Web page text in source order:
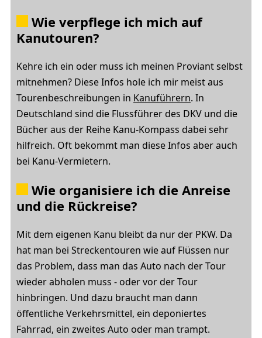
Wie verpflege ich mich auf
Kanutouren?
Kehre ich ein oder muss ich meinen Proviant selbst
mitnehmen? Diese Infos hole ich mir meist aus
Tourenbeschreibungen in Kanuführern. In
Deutschland sind die Flussführer des DKV und die
Bücher aus der Reihe Kanu-Kompass dabei sehr
hilfreich. Oft bekommt man diese Infos aber auch
bei Kanu-Vermietern.
Wie organisiere ich die Anreise
und die Rückreise?
Mit dem eigenen Kanu bleibt da nur der PKW. Da
hat man bei Streckentouren wie auf Flüssen nur
das Problem, dass man das Auto nach der Tour
wieder abholen muss - oder vor der Tour
hinbringen. Und dazu braucht man dann
öffentliche Verkehrsmittel, ein deponiertes
Fahrrad, ein zweites Auto oder man trampt.